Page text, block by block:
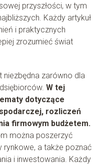
przyszłości, w tym
Każdy artykuł
i praktycznych
zrozumieć świat
niezbędna zarówno dla
W tej
dotyczące
rozliczeń
firmowym budżetem.
można poszerzyć
rynkowe, a także poznać
i inwestowania. Każdy